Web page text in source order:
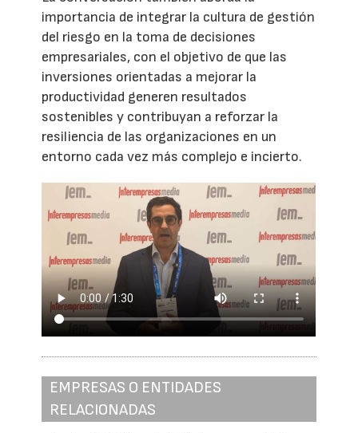
importancia de integrar la cultura de gestión
del riesgo en la toma de decisiones
empresariales, con el objetivo de que las
inversiones orientadas a mejorar la
productividad generen resultados
sostenibles y contribuyan a reforzar la
resiliencia de las organizaciones en un
entorno cada vez más complejo e incierto.
EMPRESAS O ENTIDADES
RELACIONADAS